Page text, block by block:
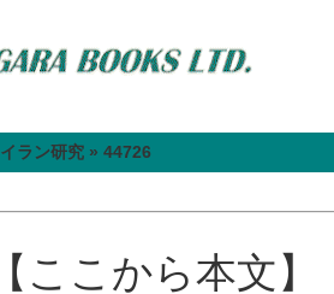
イラン研究 » 44726
【ここから本文】